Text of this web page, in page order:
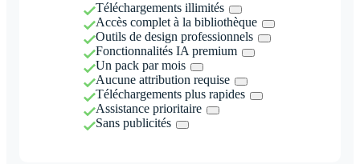
Téléchargements illimités
Accès complet à la bibliothèque
Outils de design professionnels
Fonctionnalités IA premium
Un pack par mois
Aucune attribution requise
Téléchargements plus rapides
Assistance prioritaire
Sans publicités